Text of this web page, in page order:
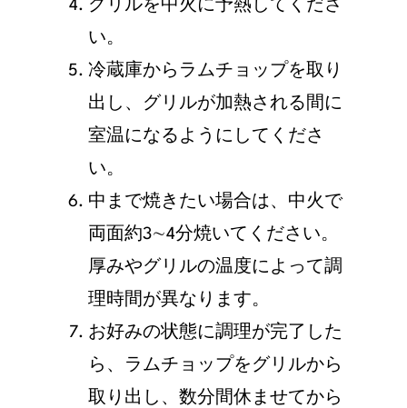
グリルを中⽕に予熱してくださ
い。
冷蔵庫からラムチョップを取り
出し、グリルが加熱される間に
室温になるようにしてくださ
い。
中まで焼きたい場合は、中⽕で
両⾯約3∼4分焼いてください。
厚みやグリルの温度によって調
理時間が異なります。
お好みの状態に調理が完了した
ら、ラムチョップをグリルから
取り出し、数分間休ませてから